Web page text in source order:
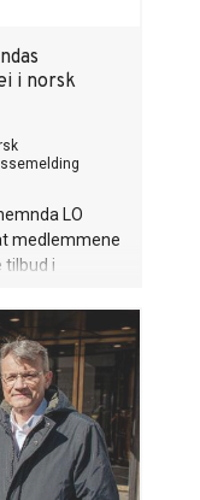
i norsk
LO
medlemmene
tilbud i